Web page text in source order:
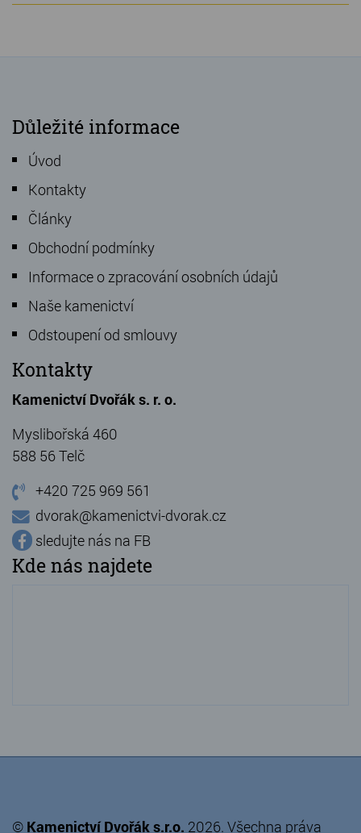
Důležité informace
Úvod
Kontakty
Články
Obchodní podmínky
Informace o zpracování osobních údajů
Naše kamenictví
Odstoupení od smlouvy
Kontakty
Kamenictví Dvořák s. r. o.
Myslibořská 460
588 56 Telč
+420 725 969 561
dvorak@kamenictvi-dvorak.cz
sledujte nás na FB
Kde nás najdete
© Kamenictví Dvořák s.r.o. 2026. Všechna práva